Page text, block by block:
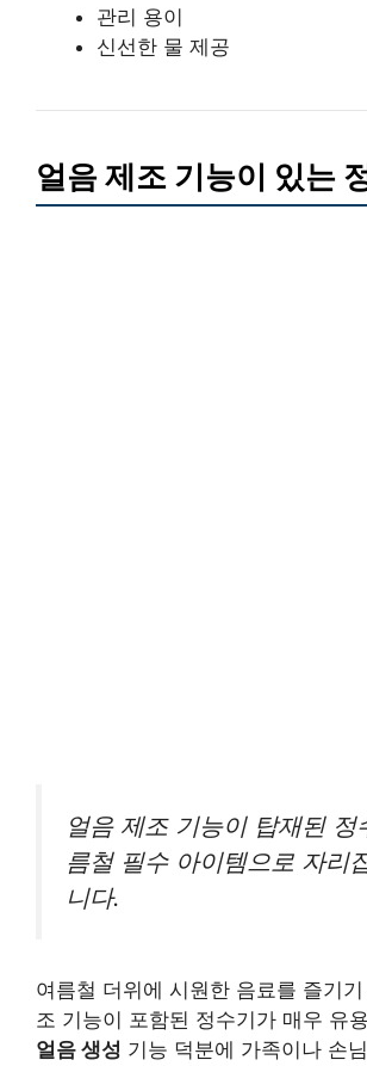
관리 용이
신선한 물 제공
얼음 제조 기능이 있는
얼음 제조 기능이 탑재된 정
름철 필수 아이템으로 자리
니다.
여름철 더위에 시원한 음료를 즐기
조 기능이 포함된 정수기가 매우 유
얼음 생성 기능 덕분에 가족이나 손